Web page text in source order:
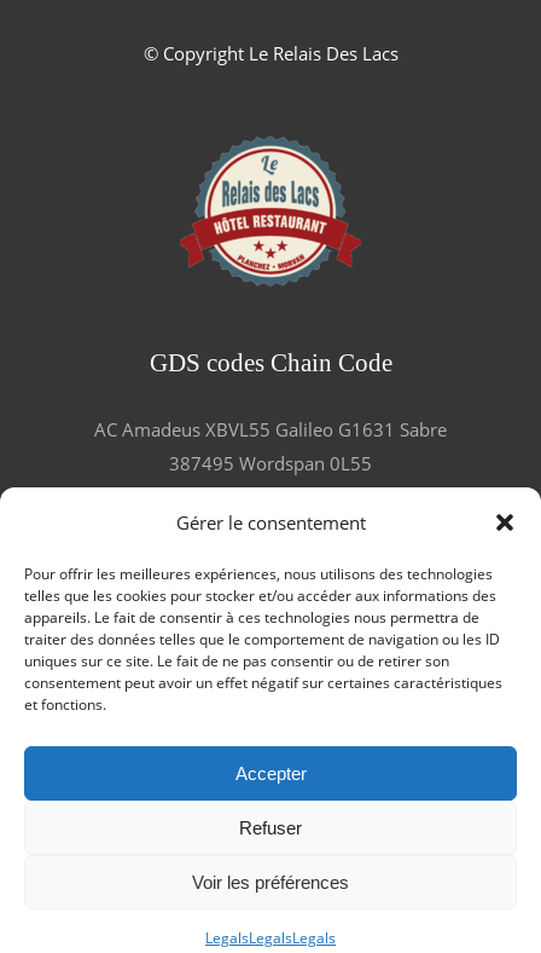
Gérer le consentement
Pour offrir les meilleures expériences, nous utilisons des technologies
telles que les cookies pour stocker et/ou accéder aux informations des
appareils. Le fait de consentir à ces technologies nous permettra de
traiter des données telles que le comportement de navigation ou les ID
uniques sur ce site. Le fait de ne pas consentir ou de retirer son
consentement peut avoir un effet négatif sur certaines caractéristiques
et fonctions.
Accepter
Refuser
Voir les préférences
LegalsLegalsLegals
© Copyright Le Relais Des Lacs
GDS codes Chain Code
AC Amadeus XBVL55 Galileo G1631 Sabre
387495 Wordspan 0L55
LES GOURMANDS ET VOYAGEURS
TÉMOIGNENT !
SERVICES
F.A.Q
LA FOIRE AUX QUESTIONS
MENTIONS